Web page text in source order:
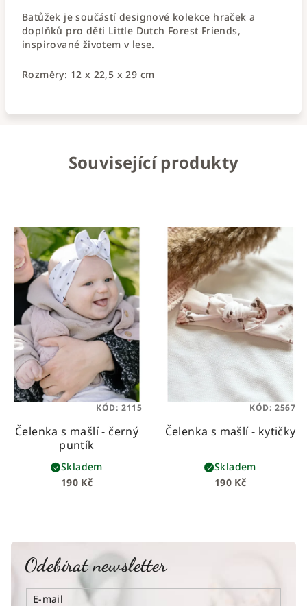
Batůžek je součástí designové kolekce hraček a
doplňků pro děti Little Dutch Forest Friends,
inspirované životem v lese.
Rozměry: 12 x 22,5 x 29 cm
Související produkty
Čelenka s mašlí - černý
puntík
190 Kč
Skladem
KÓD: 2115
Čelenka s mašlí - kytičky
190 Kč
Skladem
KÓD: 2567
Odebírat newsletter
E-mail